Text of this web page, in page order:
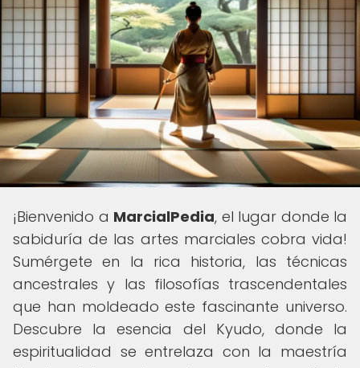
¡Bienvenido a MarcialPedia, el lugar donde la
sabiduría de las artes marciales cobra vida!
Sumérgete en la rica historia, las técnicas
ancestrales y las filosofías trascendentales
que han moldeado este fascinante universo.
Descubre la esencia del Kyudo, donde la
espiritualidad se entrelaza con la maestría